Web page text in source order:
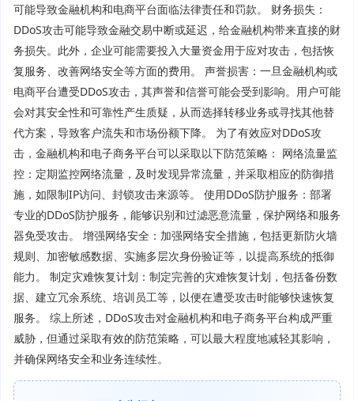
可能导致金融机构和电商平台面临法律责任和罚款。 财务损失：
DDoS攻击可能导致金融交易中断或延迟，给金融机构带来直接的财
务损失。此外，企业可能需要投入大量资金用于应对攻击，包括恢
复服务、改善网络安全等方面的费用。 声誉损害：一旦金融机构或
电商平台遭受DDoS攻击，其声誉和信誉可能会受到影响。用户可能
会对其安全性和可靠性产生质疑，从而选择转移业务或寻找其他替
代方案，导致客户流失和市场份额下降。 为了有效应对DDoS攻
击，金融机构和电子商务平台可以采取以下防范策略： 网络流量监
控：定期监控网络流量，及时发现异常流量，并采取相应的防御措
施，如限制IP访问、封锁攻击来源等。 使用DDoS防护服务：部署
专业的DDoS防护服务，能够识别和过滤恶意流量，保护网络和服务
器免受攻击。 增强网络安全：加强网络安全措施，包括更新防火墙
规则、加密敏感数据、实施多层次身份验证等，以提高系统的抵御
能力。 制定灾难恢复计划：制定完善的灾难恢复计划，包括备份数
据、建立冗余系统、培训员工等，以便在遭受攻击时能够快速恢复
服务。 综上所述，DDoS攻击对金融机构和电子商务平台构成严重
威胁，但通过采取有效的防范策略，可以最大程度地减轻其影响，
并确保网络安全和业务连续性。